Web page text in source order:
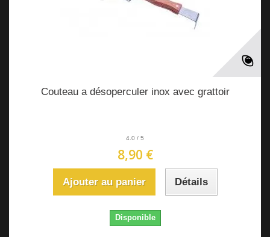
Couteau a désoperculer inox avec grattoir
4.0 / 5
8,90 €
Ajouter au panier Détails
Disponible